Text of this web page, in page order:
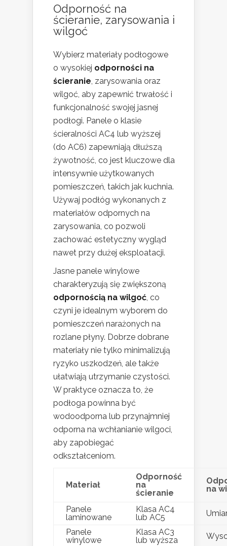
Odporność na
ścieranie, zarysowania i
wilgoć
Wybierz materiały podłogowe
o wysokiej odporności na
ścieranie, zarysowania oraz
wilgoć, aby zapewnić trwałość i
funkcjonalność swojej jasnej
podłogi. Panele o klasie
ścieralności AC4 lub wyższej
(do AC6) zapewniają dłuższą
żywotność, co jest kluczowe dla
intensywnie użytkowanych
pomieszczeń, takich jak kuchnia.
Używaj podłóg wykonanych z
materiałów odpornych na
zarysowania, co pozwoli
zachować estetyczny wygląd
nawet przy dużej eksploatacji.
Jasne panele winylowe
charakteryzują się zwiększoną
odpornością na wilgoć, co
czyni je idealnym wyborem do
pomieszczeń narażonych na
rozlane płyny. Dobrze dobrane
materiały nie tylko minimalizują
ryzyko uszkodzeń, ale także
ułatwiają utrzymanie czystości.
W praktyce oznacza to, że
podłoga powinna być
wodoodporna lub przynajmniej
odporna na wchłanianie wilgoci,
aby zapobiegać
odkształceniom.
Materiał
Odporność
na
ścieranie
na
Panele
laminowane
Klasa AC4
lub AC5
Panele
winylowe
Klasa AC3
lub wyższa